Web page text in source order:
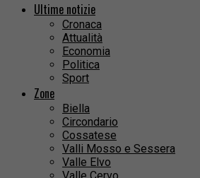
Ultime notizie
Cronaca
Attualità
Economia
Politica
Sport
Zone
Biella
Circondario
Cossatese
Valli Mosso e Sessera
Valle Elvo